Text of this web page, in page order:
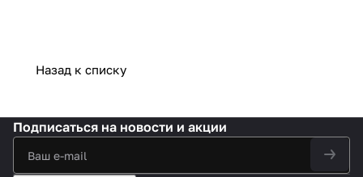
Назад к списку
Подписаться на новости и акции